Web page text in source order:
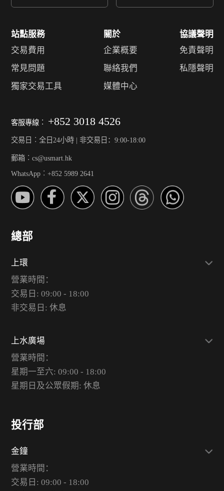
站點服務
交易費用
常見問題
獨家交易工具
關於
企業概要
聯絡我們
媒體中心
協議聲明
免責聲明
私隱聲明
客服專線︰ +852 3018 4526
交易日︰全日24小時 | 非交易日：9:00-18:00
郵箱︰cs@usmart.hk
WhatsApp︰+852 5989 2641
總部
上環
營業時間：
交易日: 09:00 - 18:00
非交易日: 休息
上水廣場
營業時間：
星期一至六: 09:00 - 18:00
星期日及公眾假期: 休息
投行部
金鐘
營業時間：
交易日: 09:00 - 18:00